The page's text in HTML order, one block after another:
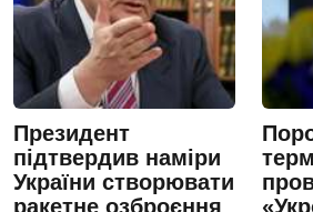
Президент
підтвердив наміри
України створювати
ракетне озброєння